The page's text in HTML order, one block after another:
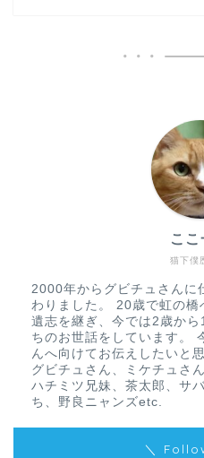
猫下僕
ここ
2000年からグビチュさんに
わりました。 20歳で虹の橋
遺志を継ぎ、今では2歳か
ちのお世話をしています。
んへ向けてお伝えしたいと
グビチュさん、ミケチュさ
ハチミツ兄妹、茶太郎、サ
ち、野良ニャンズetc.
＼